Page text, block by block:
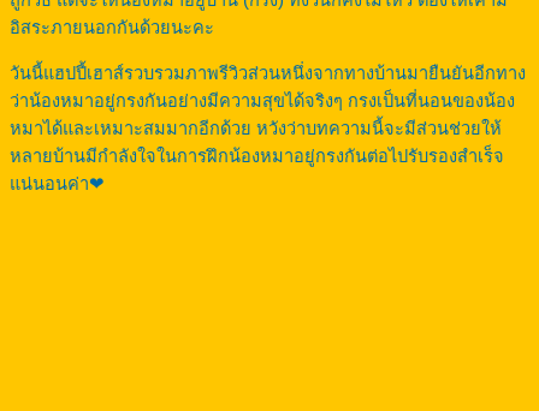
อิสระภายนอกกันด้วยนะคะ
วันนี้แฮปปี้เฮาส์รวบรวมภาพรีวิวส่วนหนึ่งจากทางบ้านมายืนยันอีกทาง
ว่าน้องหมาอยู่กรงกันอย่างมีความสุขได้จริงๆ กรงเป็นที่นอนของน้อง
หมาได้และเหมาะสมมากอีกด้วย หวังว่าบทความนี้จะมีส่วนช่วยให้
หลายบ้านมีกำลังใจในการฝึกน้องหมาอยู่กรงกันต่อไปรับรองสำเร็จ
แน่นอนค่า❤